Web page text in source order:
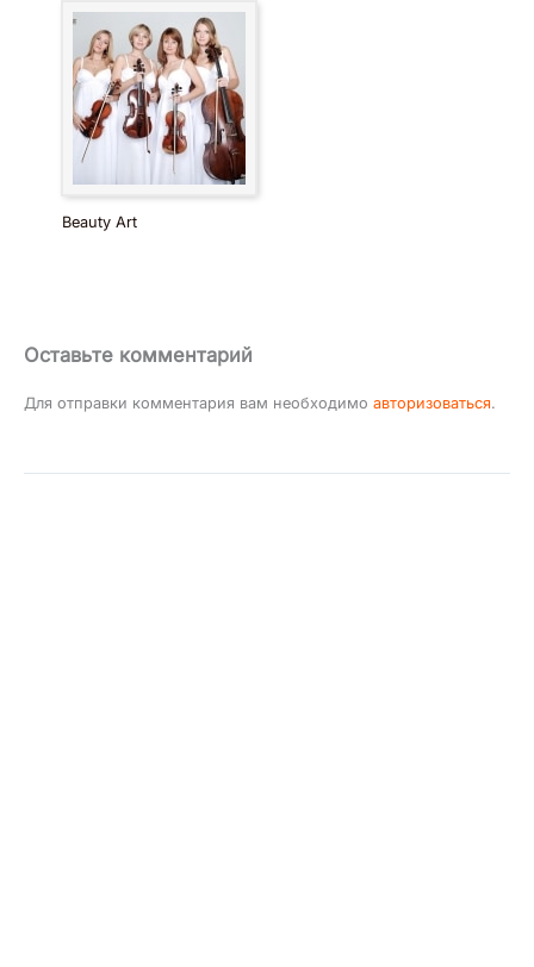
Beauty Art
Оставьте комментарий
Для отправки комментария вам необходимо авторизоваться.